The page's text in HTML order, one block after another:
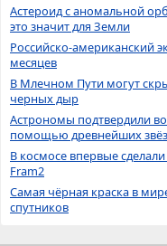
Астероид с аномальной
это значит для Земли
Российско-американский
месяцев
В Млечном Пути могут
черных дыр
Астрономы подтвердили
помощью древнейших
В космосе впервые
Fram2
Самая чёрная краска в
спутников